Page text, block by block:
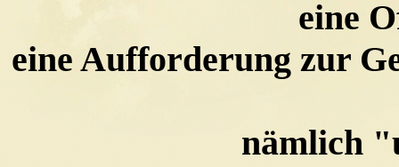
eine
eine Aufforderung zur
nämlich